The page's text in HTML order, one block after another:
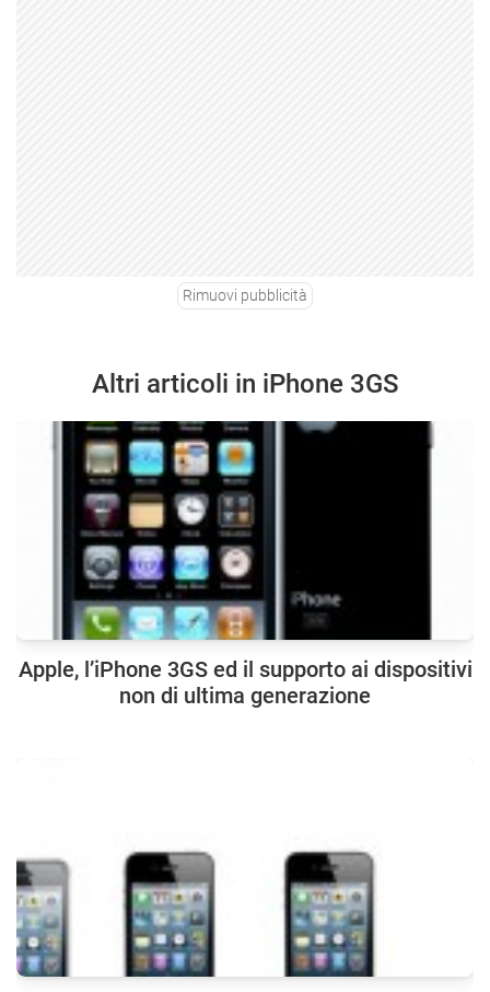
Rimuovi pubblicità
Altri articoli in iPhone 3GS
Apple, l’iPhone 3GS ed il supporto ai dispositivi
non di ultima generazione